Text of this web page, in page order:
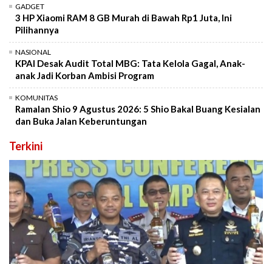
GADGET
3 HP Xiaomi RAM 8 GB Murah di Bawah Rp1 Juta, Ini
Pilihannya
NASIONAL
KPAI Desak Audit Total MBG: Tata Kelola Gagal, Anak-
anak Jadi Korban Ambisi Program
KOMUNITAS
Ramalan Shio 9 Agustus 2026: 5 Shio Bakal Buang Kesialan
dan Buka Jalan Keberuntungan
Terkini